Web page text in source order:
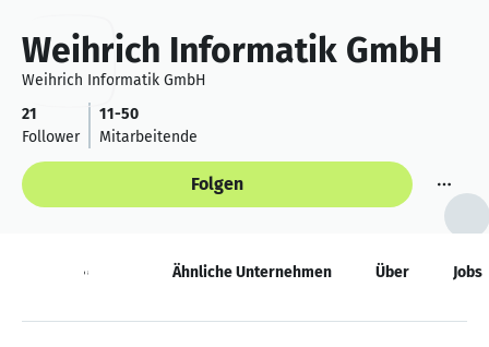
Weihrich Informatik GmbH
Weihrich Informatik GmbH
21
Follower
11-50
Mitarbeitende
Folgen
Neuigkeiten Ähnliche Unternehmen Über Jobs